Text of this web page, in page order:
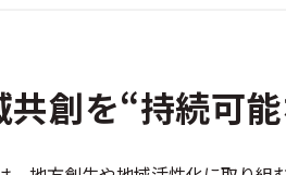
共創を“持続可